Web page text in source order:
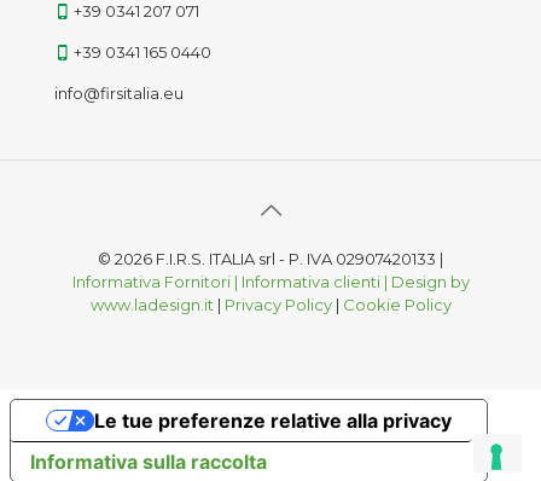
+39 0341 207 071
+39 0341 165 0440
info@firsitalia.eu
© 2026 F.I.R.S. ITALIA srl - P. IVA 02907420133 |
Informativa Fornitori | Informativa clienti | Design by
www.ladesign.it | Privacy Policy| Cookie Policy
Informativa sulla raccolta
Le tue preferenze relative alla privacy